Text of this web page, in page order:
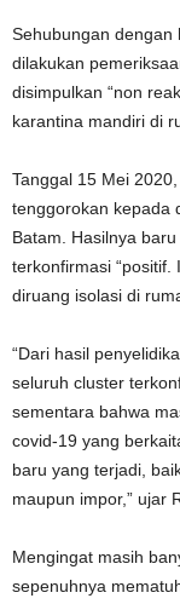
Sehubungan dengan
dilakukan
disimpulkan “non
karantina mandiri di
Tanggal 15 Mei
tenggorokan kepada
Batam. Hasilnya
terkonfirmasi
diruang isolasi di
“Dari hasil
seluruh cluster
sementara bahwa
covid-19 yang
baru yang terjadi,
maupun impor,” ujar
Mengingat masih
sepenuhnya